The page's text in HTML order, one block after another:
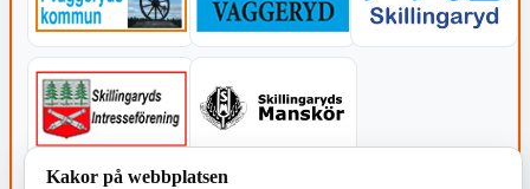
Kakor på webbplatsen